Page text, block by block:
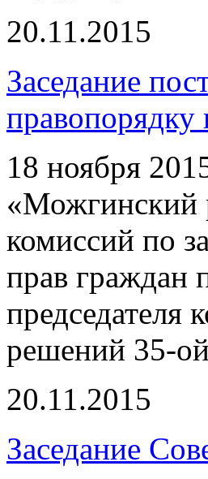
20.11.2015
Заседание
18 ноября
«Можгинский
комиссий по
прав граждан
председателя
решений 35-ой
20.11.2015
Заседание